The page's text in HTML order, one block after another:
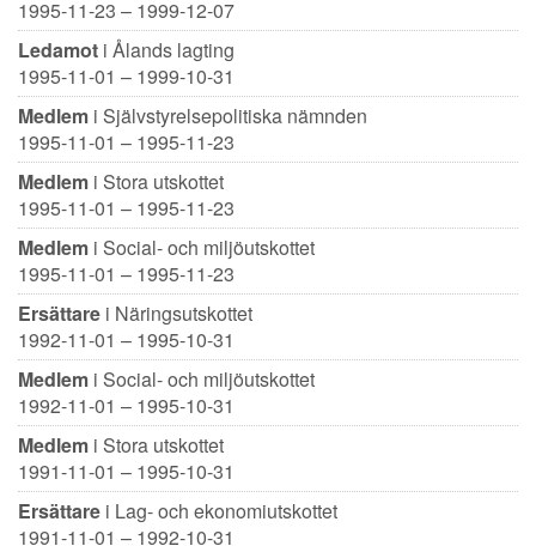
1995-11-23 – 1999-12-07
Ledamot i Ålands lagting
1995-11-01 – 1999-10-31
Medlem i Självstyrelsepolitiska nämnden
1995-11-01 – 1995-11-23
Medlem i Stora utskottet
1995-11-01 – 1995-11-23
Medlem i Social- och miljöutskottet
1995-11-01 – 1995-11-23
Ersättare i Näringsutskottet
1992-11-01 – 1995-10-31
Medlem i Social- och miljöutskottet
1992-11-01 – 1995-10-31
Medlem i Stora utskottet
1991-11-01 – 1995-10-31
Ersättare i Lag- och ekonomiutskottet
1991-11-01 – 1992-10-31